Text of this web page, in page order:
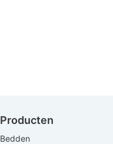
Producten
Bedden